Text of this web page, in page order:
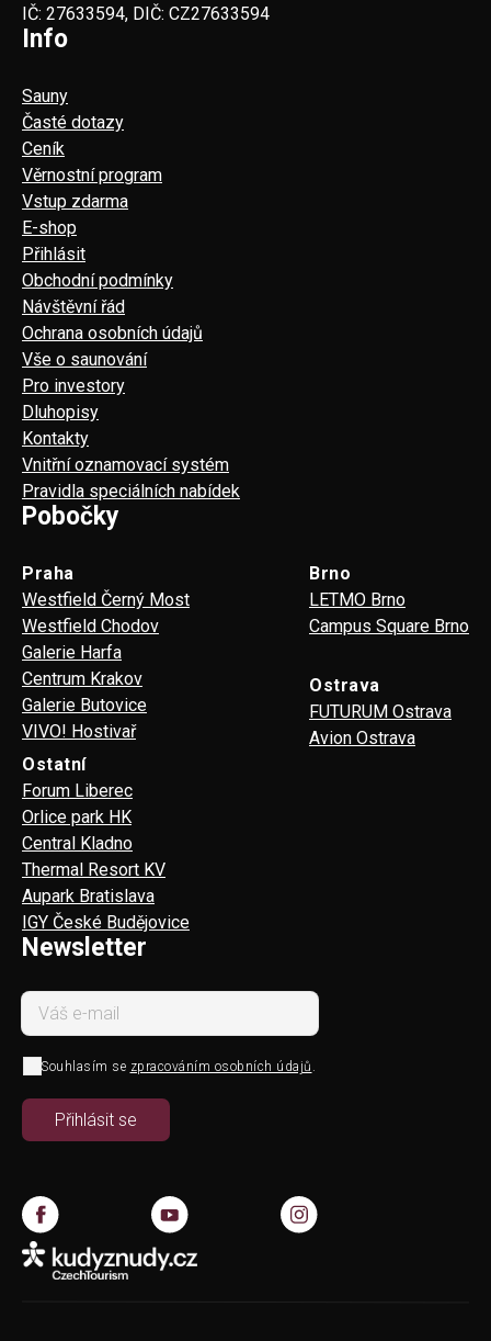
IČ: 27633594, DIČ: CZ27633594
Info
Sauny
Časté dotazy
Ceník
Věrnostní program
Vstup zdarma
E-shop
Přihlásit
Obchodní podmínky
Návštěvní řád
Ochrana osobních údajů
Vše o saunování
Pro investory
Dluhopisy
Kontakty
Vnitřní oznamovací systém
Pravidla speciálních nabídek
Pobočky
Praha
Westfield Černý Most
Westfield Chodov
Galerie Harfa
Centrum Krakov
Galerie Butovice
VIVO! Hostivař
Brno
LETMO Brno
Campus Square Brno
Ostrava
FUTURUM Ostrava
Avion Ostrava
Ostatní
Forum Liberec
Orlice park HK
Central Kladno
Thermal Resort KV
Aupark Bratislava
IGY České Budějovice
Newsletter
Souhlasím se zpracováním osobních údajů